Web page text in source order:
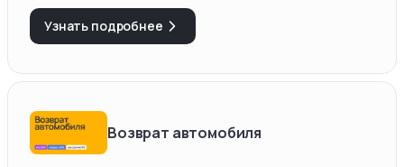
Узнать подробнее
Возврат автомобиля